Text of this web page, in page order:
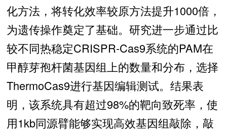
化方法，将转化效率较原方法提升1000倍，
为遗传操作奠定了基础。研究进一步通过比
较不同热稳定CRISPR-Cas9系统的PAM在
甲醇芽孢杆菌基因组上的数量和分布，选择
ThermoCas9进行基因编辑测试。结果表
明，该系统具有超过98%的靶向致死率，使
用1kb同源臂能够实现高效基因组敲除，敲